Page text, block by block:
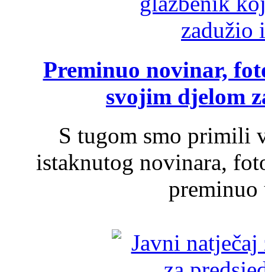
Preminuo novinar,
svojim djelom
S tugom smo primili
istaknutog novinara,